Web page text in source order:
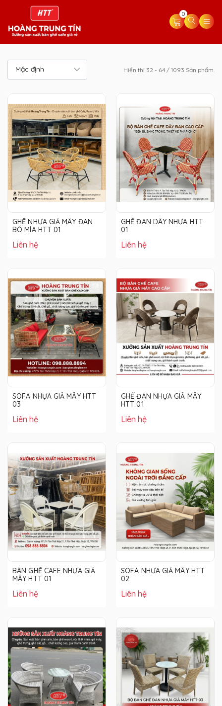
0
Hiển thị 32 - 64 / 1093 Sản phẩm.
GHẾ NHỰA GIẢ MÂY ĐAN
BÓ MÍA HTT 01
Liên hệ
GHẾ ĐAN DÂY NHỰA HTT
01
Liên hệ
SOFA NHỰA GIẢ MÂY HTT
03
Liên hệ
GHẾ ĐAN NHỰA GIẢ MÂY
HTT 01
Liên hệ
BÀN GHẾ CAFE NHỰA GIẢ
MÂY HTT 01
Liên hệ
SOFA NHỰA GIẢ MÂY HTT
02
Liên hệ